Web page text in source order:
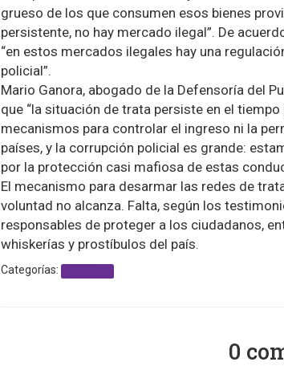
grueso de los que consumen esos bienes
persistente, no hay mercado ilegal”. De
“en estos mercados ilegales hay una
policial”.
Mario Ganora, abogado de la Defensoría del
que “la situación de trata persiste en el
mecanismos para controlar el ingreso ni la
países, y la corrupción policial es grande:
por la protección casi mafiosa de estas
El mecanismo para desarmar las redes de
voluntad no alcanza. Falta, según los
responsables de proteger a los ciudadanos,
whiskerías y prostíbulos del país.
Categorías:
0